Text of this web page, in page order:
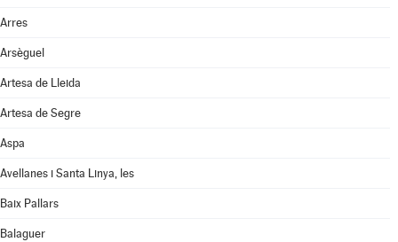
Arres
Arsèguel
Artesa de Lleida
Artesa de Segre
Aspa
Avellanes i Santa Linya, les
Baix Pallars
Balaguer